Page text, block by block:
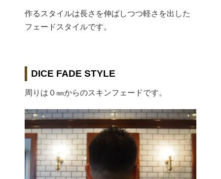
作るスタイルは長さを伸ばしつつ軽さを出した
フェードスタイルです。
DICE FADE STYLE
周りは０㎜からのスキンフェードです。